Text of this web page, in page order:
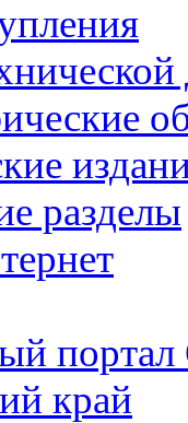
разделы
портал
край